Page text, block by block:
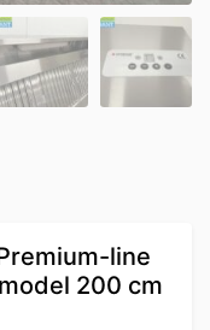
line
200 cm